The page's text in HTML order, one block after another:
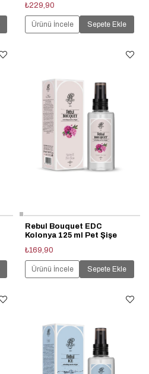
₺229,90
Ürünü İncele Sepete Ekle
Rebul Bouquet EDC
Kolonya 125 ml Pet Şişe
₺169,90
Ürünü İncele Sepete Ekle